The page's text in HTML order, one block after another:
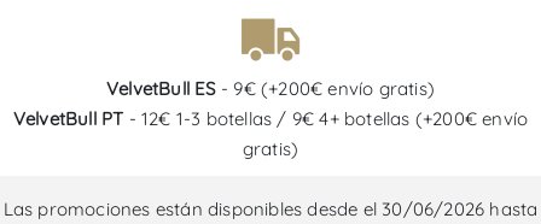
VelvetBull ES- 9€ (+200€ envío gratis)
VelvetBull PT - 12€ 1-3 botellas / 9€ 4+ botellas (+200€ envío
gratis)
Las promociones están disponibles desde el 30/06/2026 hasta